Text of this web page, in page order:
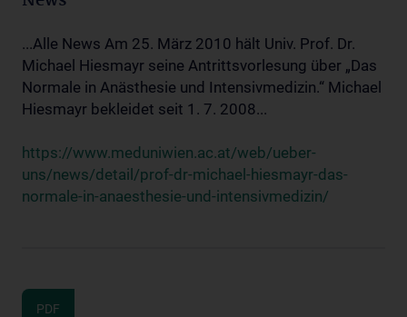
...Alle News Am 25. März 2010 hält Univ. Prof. Dr.
Michael Hiesmayr seine Antrittsvorlesung über „Das
Normale in Anästhesie und Intensivmedizin.“ Michael
Hiesmayr bekleidet seit 1. 7. 2008...
https://www.meduniwien.ac.at/web/ueber-
uns/news/detail/prof-dr-michael-hiesmayr-das-
normale-in-anaesthesie-und-intensivmedizin/
PDF